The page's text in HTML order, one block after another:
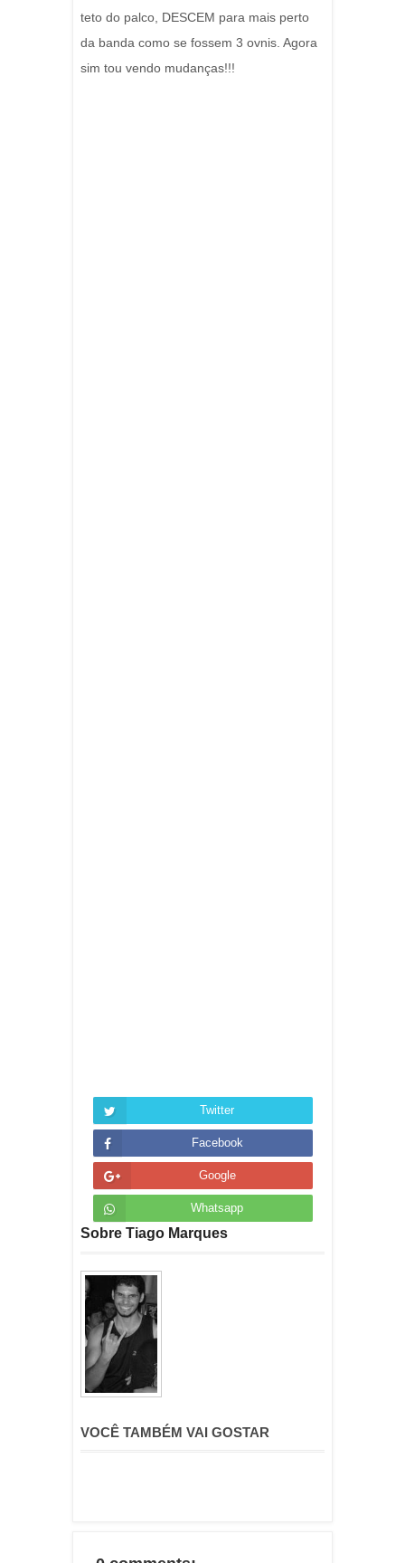
teto do palco, DESCEM para mais perto
da banda como se fossem 3 ovnis. Agora
sim tou vendo mudanças!!!
Twitter
Facebook
Google
Whatsapp
Sobre Tiago Marques
VOCÊ TAMBÉM VAI GOSTAR